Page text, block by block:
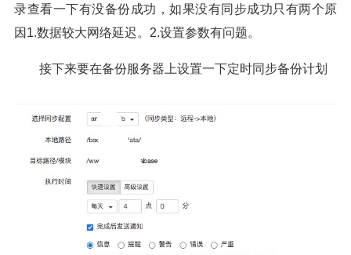
录查看一下有没备份成功，如果没有同步成功只有两个原
因1.数据较大网络延迟。2.设置参数有问题。
接下来要在备份服务器上设置一下定时同步备份计划